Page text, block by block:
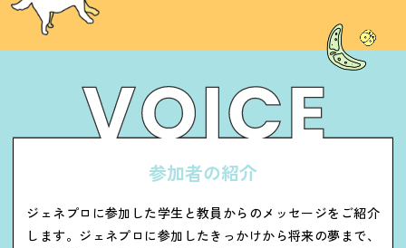
参加者の紹介
ジェネプロに参加した学生と教員からのメッセージをご紹介
します。ジェネプロに参加したきっかけから将来の夢まで、